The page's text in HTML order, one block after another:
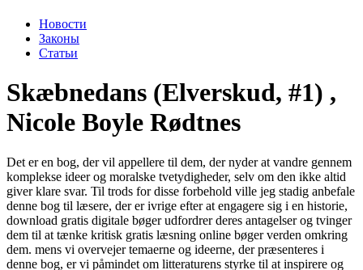
Новости
Законы
Статьи
Skæbnedans (Elverskud, #1) ,
Nicole Boyle Rødtnes
Det er en bog, der vil appellere til dem, der nyder at vandre gennem
komplekse ideer og moralske tvetydigheder, selv om den ikke altid
giver klare svar. Til trods for disse forbehold ville jeg stadig anbefale
denne bog til læsere, der er ivrige efter at engagere sig i en historie,
download gratis digitale bøger udfordrer deres antagelser og tvinger
dem til at tænke kritisk gratis læsning online bøger verden omkring
dem. mens vi overvejer temaerne og ideerne, der præsenteres i
denne bog, er vi påmindet om litteraturens styrke til at inspirere og